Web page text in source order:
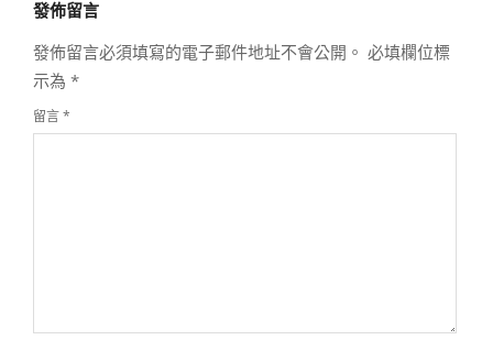
28
發佈留言
發佈留言必須填寫的電子郵件地址不會公開。 必填欄位標
示為 *
留言*